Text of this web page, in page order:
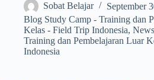
Sobat Belajar
September
Blog Study Camp - Training dan
Kelas - Field Trip Indonesia,
Training dan Pembelajaran Luar
Indonesia